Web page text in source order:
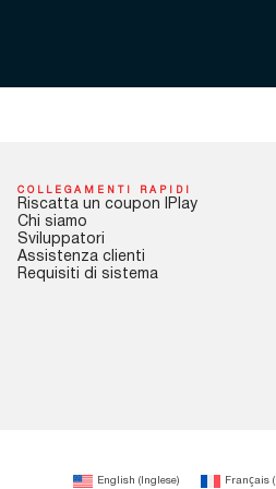
COLLEGAMENTI RAPIDI
Riscatta un coupon IPlay
Chi siamo
Sviluppatori
Assistenza clienti
Requisiti di sistema
English ( Inglese) Français (